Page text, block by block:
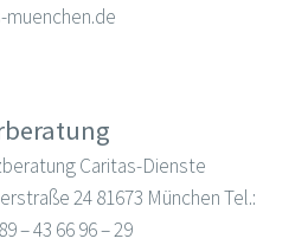
Caritas-Dienste
24 81673 München Tel.:
– 43 66 96 – 29